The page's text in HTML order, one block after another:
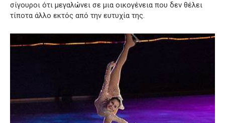
σίγουροι ότι μεγαλώνει σε μια οικογένεια που δεν θέλει
τίποτα άλλο εκτός από την ευτυχία της.